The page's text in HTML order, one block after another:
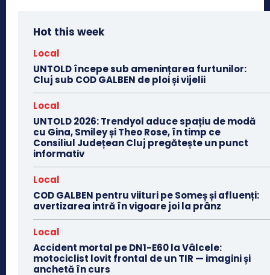
Hot this week
Local
UNTOLD începe sub amenințarea furtunilor:
Cluj sub COD GALBEN de ploi și vijelii
Local
UNTOLD 2026: Trendyol aduce spațiu de modă
cu Gina, Smiley și Theo Rose, în timp ce
Consiliul Județean Cluj pregătește un punct
informativ
Local
COD GALBEN pentru viituri pe Someș și afluenți:
avertizarea intră în vigoare joi la prânz
Local
Accident mortal pe DN1-E60 la Vâlcele:
motociclist lovit frontal de un TIR — imagini și
anchetă în curs